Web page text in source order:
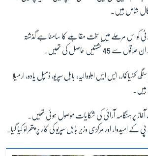
شامل ہیں۔
کو اس مرحلے میں سخت مقابلے کا سامنا ہے گذشتہ
حاصل کی تھیں۔
کنہیا کمار، ایس ایس اہلووالیہ، بابل سپریو، ڈمپل یادو، ارمیلا
ہیں۔
پر ہنگامہ آرائی کی شکایات موصول ہوئی تھیں۔
اور مرکزی وزیر بابل سپریو کی کار پر پتھراؤ کیا گیا۔